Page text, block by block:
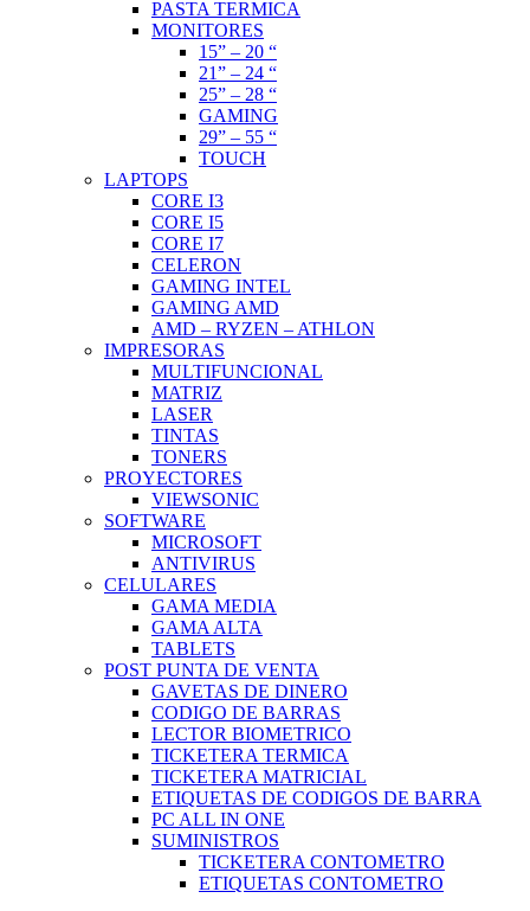
PASTA TERMICA
MONITORES
15” – 20 “
21” – 24 “
25” – 28 “
GAMING
29” – 55 “
TOUCH
LAPTOPS
CORE I3
CORE I5
CORE I7
CELERON
GAMING INTEL
GAMING AMD
AMD – RYZEN – ATHLON
IMPRESORAS
MULTIFUNCIONAL
MATRIZ
LASER
TINTAS
TONERS
PROYECTORES
VIEWSONIC
SOFTWARE
MICROSOFT
ANTIVIRUS
CELULARES
GAMA MEDIA
GAMA ALTA
TABLETS
POST PUNTA DE VENTA
GAVETAS DE DINERO
CODIGO DE BARRAS
LECTOR BIOMETRICO
TICKETERA TERMICA
TICKETERA MATRICIAL
ETIQUETAS DE CODIGOS DE BARRA
PC ALL IN ONE
SUMINISTROS
TICKETERA CONTOMETRO
ETIQUETAS CONTOMETRO